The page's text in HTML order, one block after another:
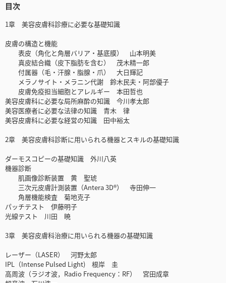
目次
1章 美容皮膚科診療に必要な基礎知識
皮膚の構造と機能
表皮（角化と角層バリア・基底膜） 山本明美
真皮結合織（皮下脂肪を含む） 茂木精一郎
付属器（毛・汗腺・脂腺・爪） 大日輝記
メラノサイト・メラニン代謝 鈴木民夫・阿部優子
皮膚免疫担当細胞とアレルギー 本田哲也
美容皮膚科に必要な局所麻酔の知識 今川孝太郎
美容医療者に必要な法律の知識 青木 律
美容皮膚科に必要な経営の知識 田中裕太
2章 美容皮膚科診断に用いられる機器とスキルの基礎知識
ダーモスコピーの基礎知識 外川八英
機器診断
肌画像診断装置 黄 聖琥
三次元皮膚計測装置（Antera 3D®） 寺田伸一
角層機能検査 菊地克子
パッチテスト 伊藤明子
光線テスト 川田 暁
3章 美容皮膚科治療に用いられる機器の基礎知識
レーザー（LASER） 河野太郎
IPL（Intense Pulsed Light) 根岸 圭
高周波（ラジオ波，Radio Frequency：RF） 宮田成章